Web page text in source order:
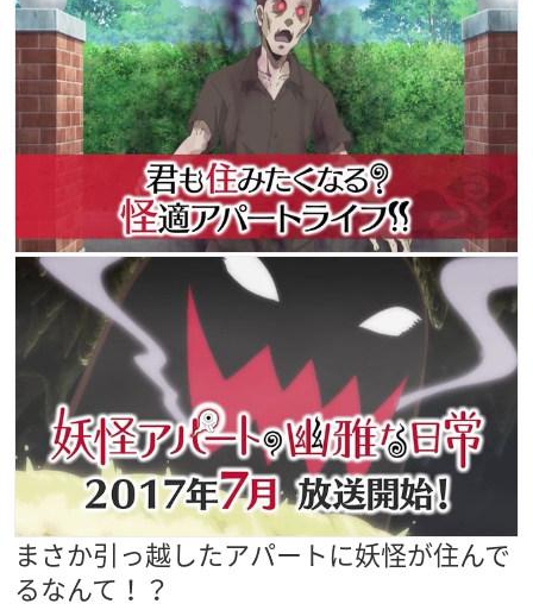
まさか引っ越したアパートに妖怪が住んで
るなんて！？